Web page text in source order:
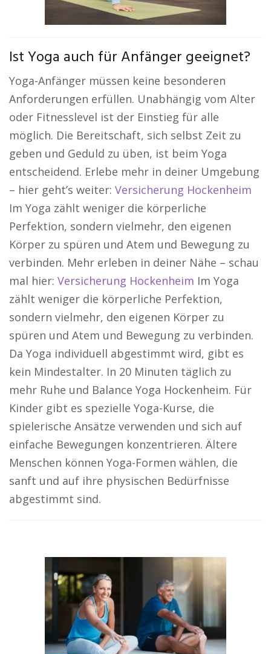
Ist Yoga auch für Anfänger geeignet?
Yoga-Anfänger müssen keine besonderen
Anforderungen erfüllen. Unabhängig vom Alter
oder Fitnesslevel ist der Einstieg für alle
möglich. Die Bereitschaft, sich selbst Zeit zu
geben und Geduld zu üben, ist beim Yoga
entscheidend. Erlebe mehr in deiner Umgebung
– hier geht’s weiter: Versicherung Hockenheim
Im Yoga zählt weniger die körperliche
Perfektion, sondern vielmehr, den eigenen
Körper zu spüren und Atem und Bewegung zu
verbinden. Mehr erleben in deiner Nähe – schau
mal hier: Versicherung Hockenheim Im Yoga
zählt weniger die körperliche Perfektion,
sondern vielmehr, den eigenen Körper zu
spüren und Atem und Bewegung zu verbinden.
Da Yoga individuell abgestimmt wird, gibt es
kein Mindestalter. In 20 Minuten täglich zu
mehr Ruhe und Balance Yoga Hockenheim. Für
Kinder gibt es spezielle Yoga-Kurse, die
spielerische Ansätze verwenden und sich auf
einfache Bewegungen konzentrieren. Ältere
Menschen können Yoga-Formen wählen, die
sanft und auf ihre physischen Bedürfnisse
abgestimmt sind.